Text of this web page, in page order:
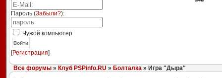
Пароль (Забыли?):
Чужой компьютер
Войти
[Регистрация]
Все форумы» Клуб PSPinfo.RU » Болталка» Игра "Дыра"